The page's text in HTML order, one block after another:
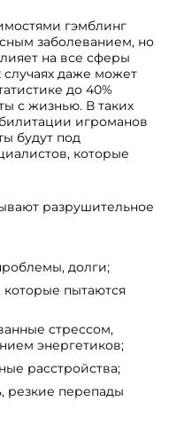
гэмблинг
заболеванием, но
на все сферы
даже может
до 40%
с жизнью. В таких
игроманов
будут под
которые
разрушительное
долги;
пытаются
стрессом,
энергетиков;
расстройства;
резкие перепады